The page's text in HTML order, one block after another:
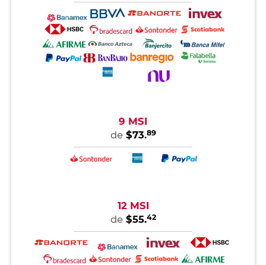
9 MSI
de $73.89
12 MSI
de $55.42